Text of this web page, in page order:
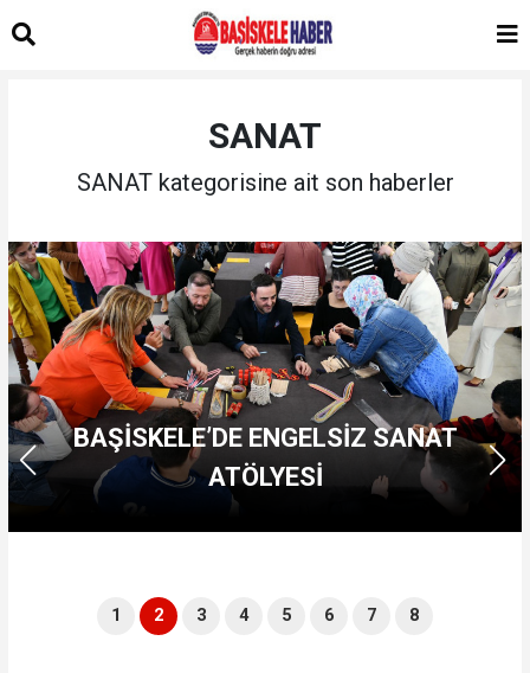
SANAT
SANAT kategorisine ait son haberler
BAŞİSKELE’DE ENGELSİZ SANAT
ATÖLYESİ
1 2 3 4 5 6 7 8